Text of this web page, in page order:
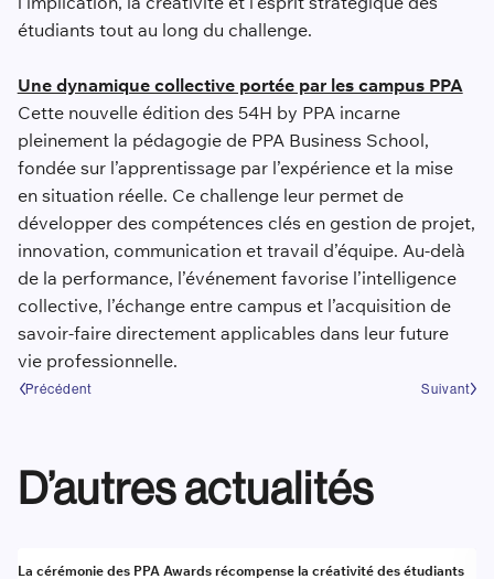
étudiants tout au long du challenge.
Une dynamique collective portée par les campus PPA
Cette nouvelle édition des 54H by PPA incarne
pleinement la pédagogie de PPA Business School,
fondée sur l’apprentissage par l’expérience et la mise
en situation réelle. Ce challenge leur permet de
développer des compétences clés en gestion de projet,
innovation, communication et travail d’équipe. Au-delà
de la performance, l’événement favorise l’intelligence
collective, l’échange entre campus et l’acquisition de
savoir-faire directement applicables dans leur future
vie professionnelle.
Précédent Suivant
D’autres actualités
Actualité
La cérémonie des PPA Awards récompense la créativité des étudiants